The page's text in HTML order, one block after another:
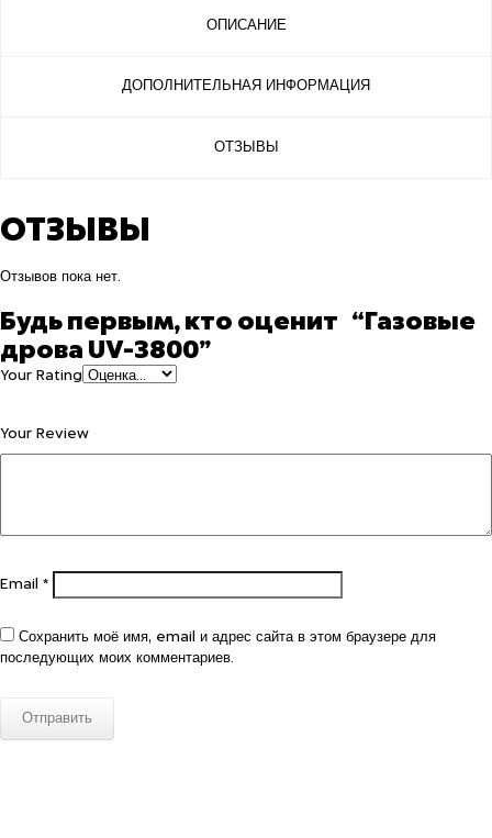
ОПИСАНИЕ
ДОПОЛНИТЕЛЬНАЯ ИНФОРМАЦИЯ
ОТЗЫВЫ
ОТЗЫВЫ
Отзывов пока нет.
Будь первым, кто оценит “Газовые
дрова UV-3800”
Your Rating
Your Review
Email *
Сохранить моё имя, email и адрес сайта в этом браузере для
последующих моих комментариев.